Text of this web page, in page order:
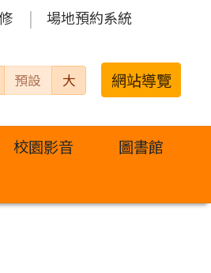
場地預約系統
預設 大 網站導覽
校園影音 圖書館